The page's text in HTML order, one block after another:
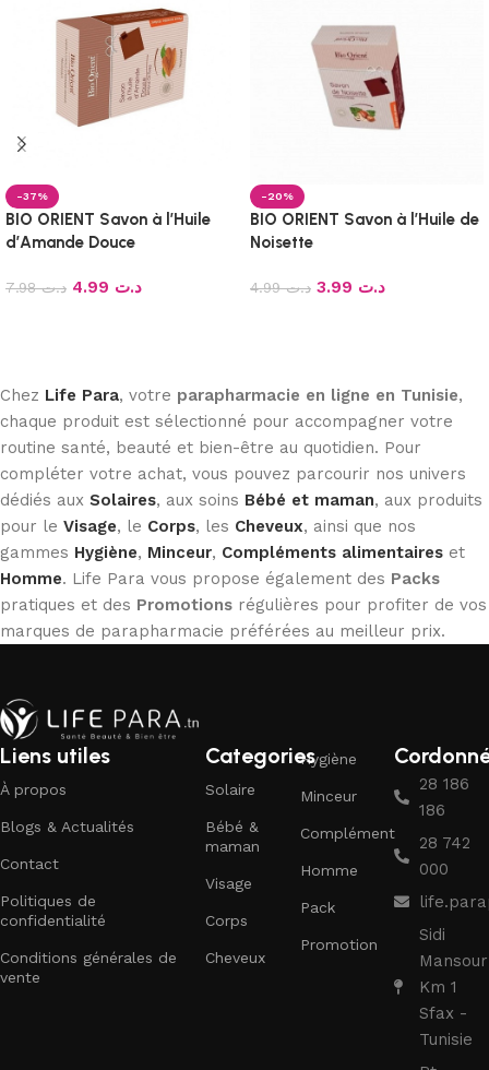
-37%
BIO ORIENT Savon à l’Huile
d’Amande Douce
د.ت7.98 د.ت
-20%
BIO ORIENT Savon à l’Huile de
Noisette
د.ت4.99 د.ت
Chez Life Para, votre parapharmacie en ligne en Tunisie,
chaque produit est sélectionné pour accompagner votre
routine santé, beauté et bien-être au quotidien. Pour
compléter votre achat, vous pouvez parcourir nos univers
dédiés aux Solaires, aux soins Bébé et maman, aux produits
pour le Visage, le Corps, les Cheveux, ainsi que nos
gammes Hygiène, Minceur, Compléments alimentaires et
Homme. Life Para vous propose également des Packs
pratiques et des Promotions régulières pour profiter de vos
marques de parapharmacie préférées au meilleur prix.
Liens utiles
À propos
Blogs & Actualités
Contact
Politiques de
confidentialité
Conditions générales de
vente
Categories
Solaire
Bébé &
maman
Visage
Corps
Cheveux
Hygiène
Minceur
Complément
Homme
Pack
Promotion
28 186
186
28 742
000
Sidi
Mansour
Km 1
Sfax -
Tunisie